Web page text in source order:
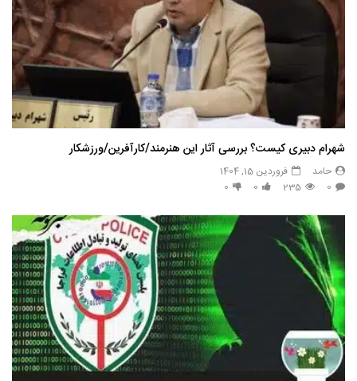
شهرام دبیری کیست؟ بررسی آثار این هنرمند/کارآفرین/ورزشکار
حامد
فروردین 15, 1404
0
235
0
0